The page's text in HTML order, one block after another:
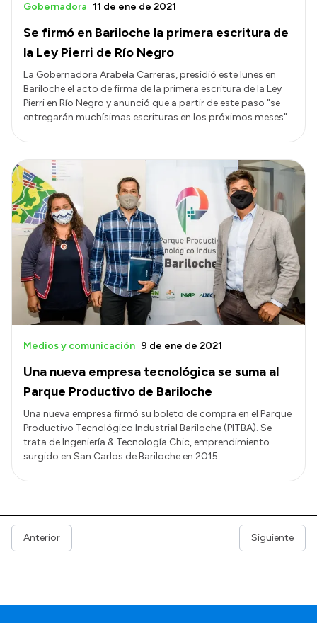
Se firmó en Bariloche la primera escritura de
la Ley Pierri de Río Negro
Gobernadora 11 de ene de 2021
La Gobernadora Arabela Carreras, presidió este lunes en
Bariloche el acto de firma de la primera escritura de la Ley
Pierri en Río Negro y anunció que a partir de este paso "se
entregarán muchísimas escrituras en los próximos meses".
Una nueva empresa tecnológica se suma al
Parque Productivo de Bariloche
Medios y comunicación 9 de ene de 2021
Una nueva empresa firmó su boleto de compra en el Parque
Productivo Tecnológico Industrial Bariloche (PITBA). Se
trata de Ingeniería & Tecnología Chic, emprendimiento
surgido en San Carlos de Bariloche en 2015.
Anterior Siguiente